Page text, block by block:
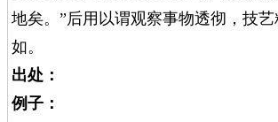
地矣。”后用以谓观察事物透彻，技艺
如。
出处：
例子：